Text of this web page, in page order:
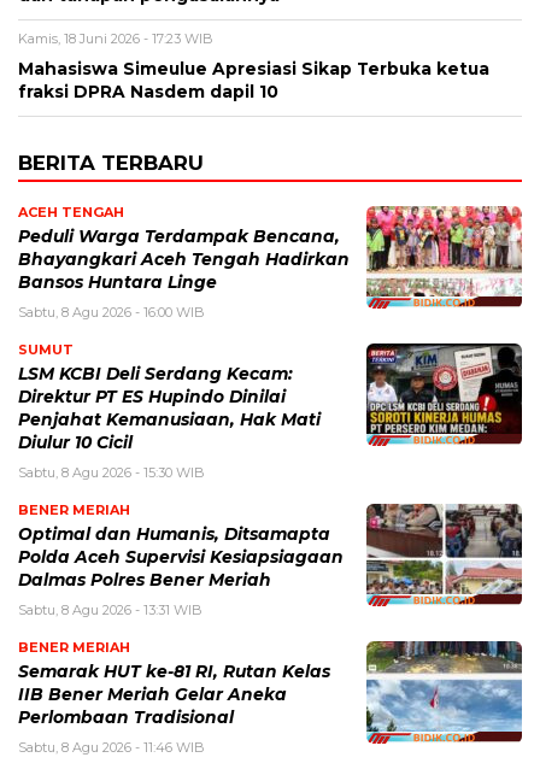
Kamis, 18 Juni 2026 - 17:23 WIB
Mahasiswa Simeulue Apresiasi Sikap Terbuka ketua
fraksi DPRA Nasdem dapil 10
BERITA TERBARU
ACEH TENGAH
Peduli Warga Terdampak Bencana,
Bhayangkari Aceh Tengah Hadirkan
Bansos Huntara Linge
Sabtu, 8 Agu 2026 - 16:00 WIB
SUMUT
LSM KCBI Deli Serdang Kecam:
Direktur PT ES Hupindo Dinilai
Penjahat Kemanusiaan, Hak Mati
Diulur 10 Cicil
Sabtu, 8 Agu 2026 - 15:30 WIB
BENER MERIAH
Optimal dan Humanis, Ditsamapta
Polda Aceh Supervisi Kesiapsiagaan
Dalmas Polres Bener Meriah
Sabtu, 8 Agu 2026 - 13:31 WIB
BENER MERIAH
Semarak HUT ke-81 RI, Rutan Kelas
IIB Bener Meriah Gelar Aneka
Perlombaan Tradisional
Sabtu, 8 Agu 2026 - 11:46 WIB